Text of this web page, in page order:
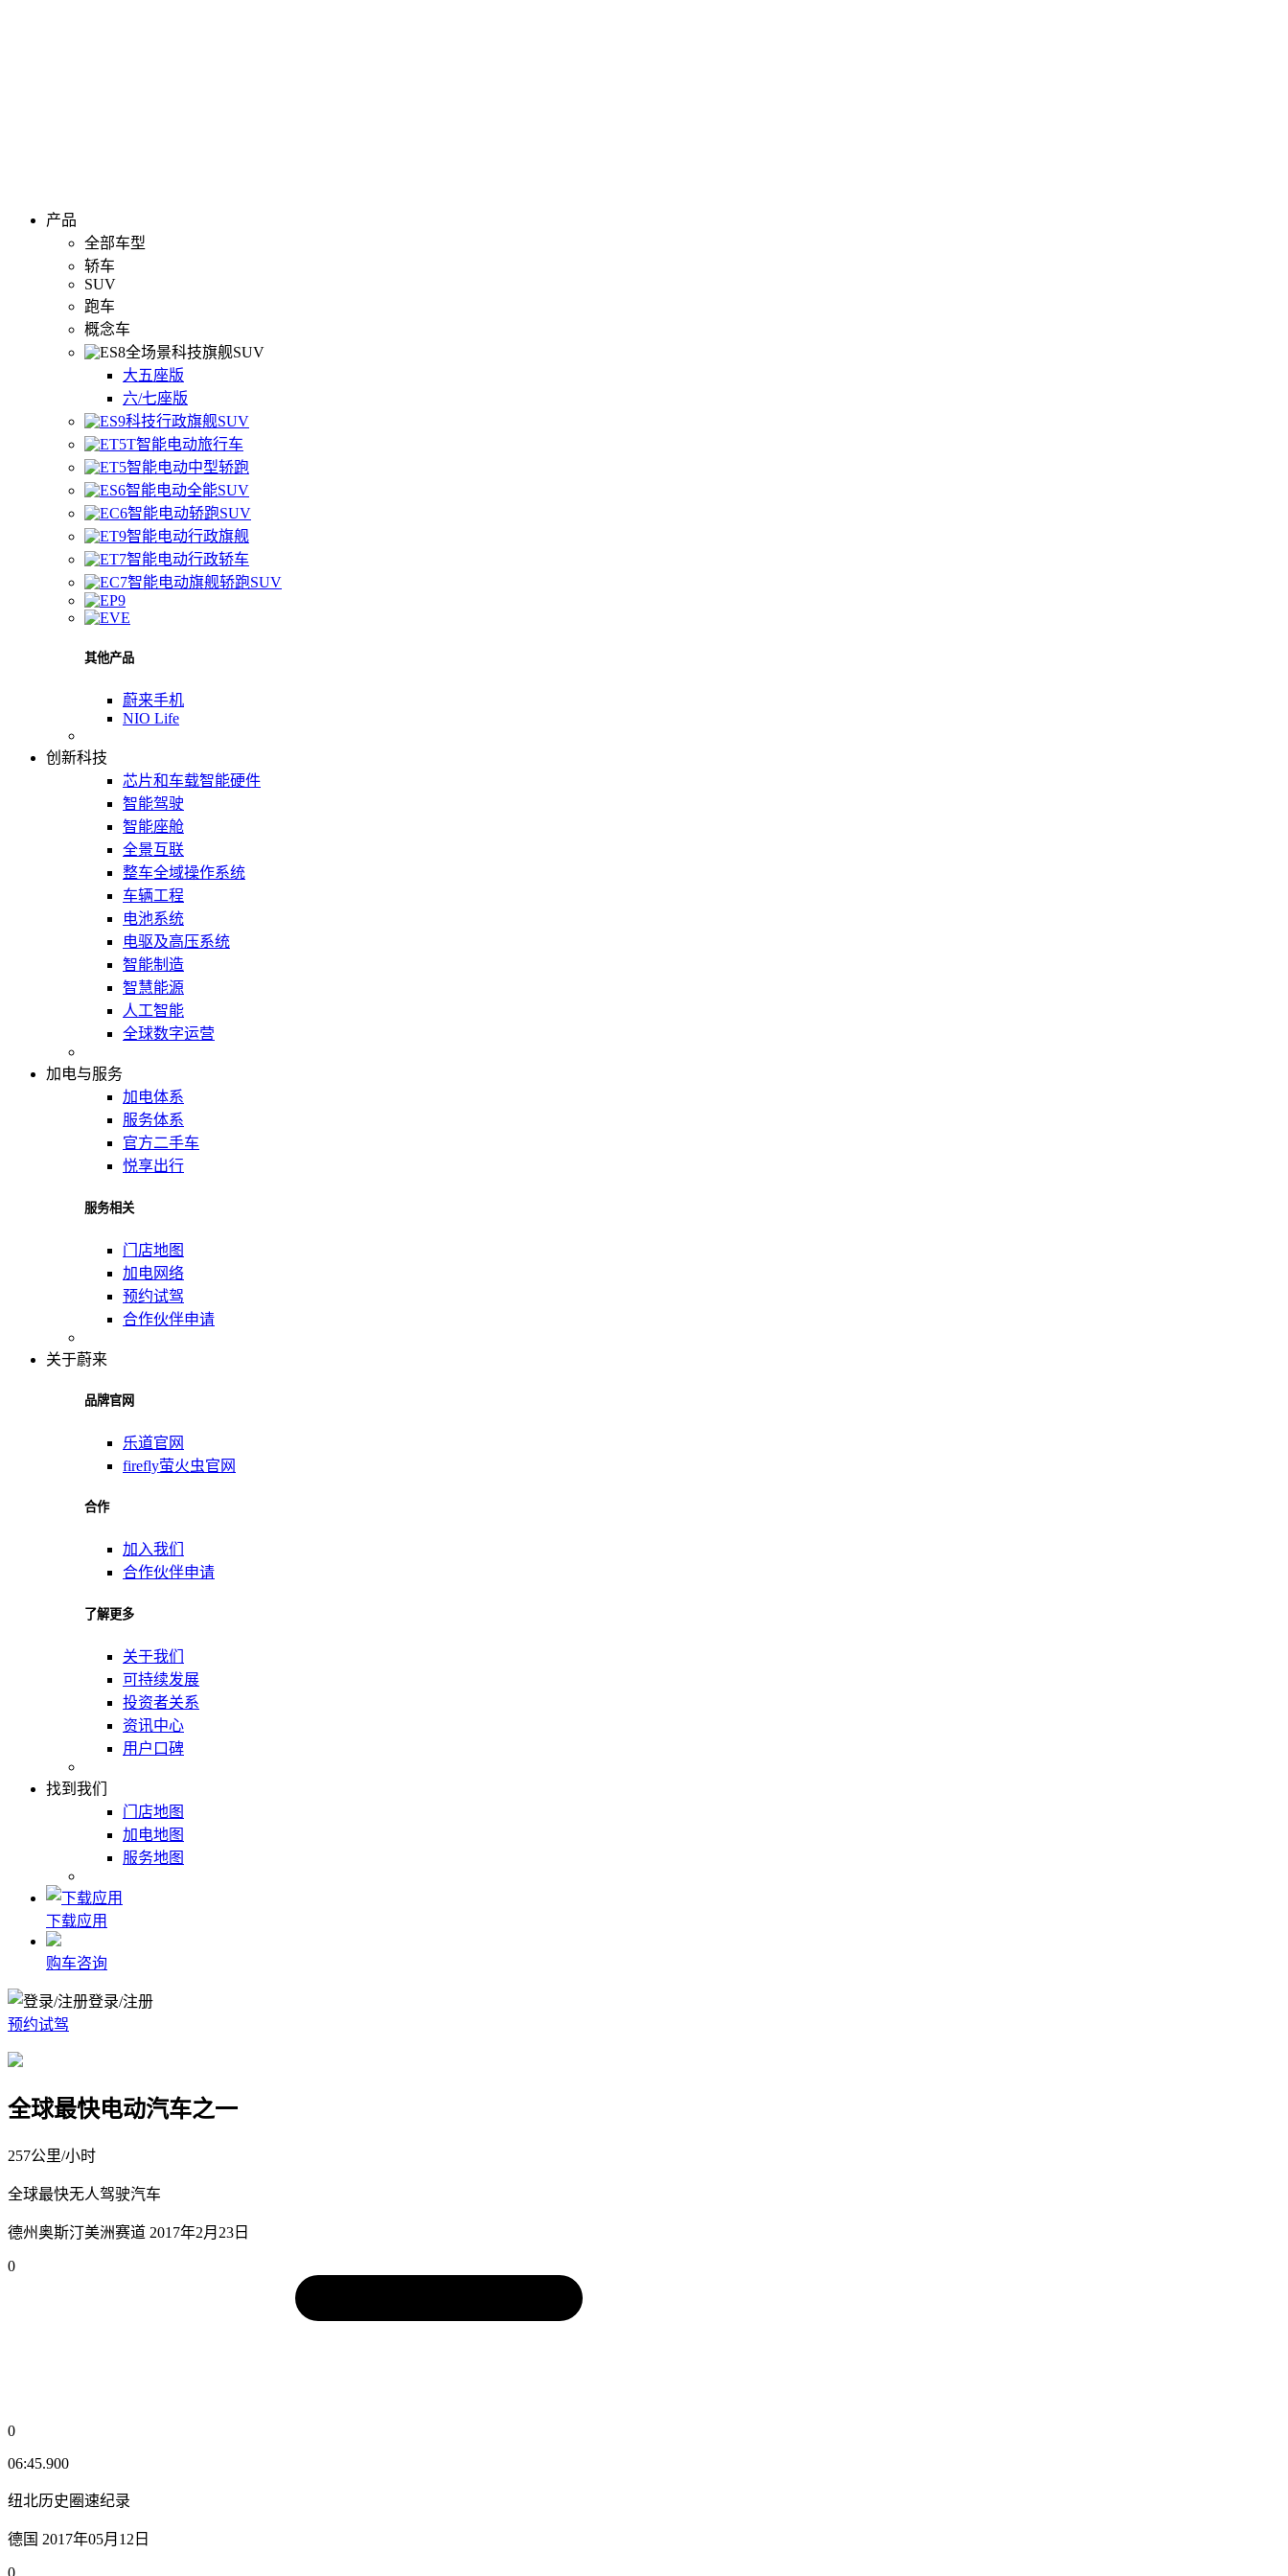
产品
全部车型
轿车
SUV
跑车
概念车
全场景科技旗舰SUV
大五座版
六/七座版
科技行政旗舰SUV
智能电动旅行车
智能电动中型轿跑
智能电动全能SUV
智能电动轿跑SUV
智能电动行政旗舰
智能电动行政轿车
智能电动旗舰轿跑SUV
其他产品
蔚来手机
NIO Life
创新科技
芯片和车载智能硬件
智能驾驶
智能座舱
全景互联
整车全域操作系统
车辆工程
电池系统
电驱及高压系统
智能制造
智慧能源
人工智能
全球数字运营
加电与服务
加电体系
服务体系
官方二手车
悦享出行
服务相关
门店地图
加电网络
预约试驾
合作伙伴申请
关于蔚来
品牌官网
乐道官网
firefly萤火虫官网
合作
加入我们
合作伙伴申请
了解更多
关于我们
可持续发展
投资者关系
资讯中心
用户口碑
找到我们
门店地图
加电地图
服务地图
下载应用
购车咨询
登录/注册
预约试驾
全球最快电动汽车之一
257公里/小时
全球最快无人驾驶汽车
德州奥斯汀美洲赛道 2017年2月23日
0
0
06:45.900
纽北历史圈速纪录
德国 2017年05月12日
0